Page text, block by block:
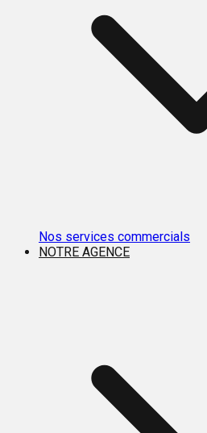
Nos services commercials
NOTRE AGENCE